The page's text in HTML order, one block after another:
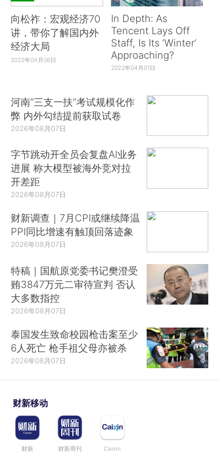
向松祚：宏观经济70
讲，带你了解国内外
经济大局
2022年04月06日
In Depth: As
Tencent Lays Off
Staff, Is Its ‘Winter’
Approaching?
2022年04月01日
河南“三支一扶”考试规模化作
弊 内外勾结提前获取试卷
2026年08月07日
字节跳动开全员会复盘AI业务
进展 称大模型被海外竞对拉
开差距
2026年08月07日
财新调查｜7月CPI或继续降温
PPI同比增速有触顶回落迹象
2026年08月07日
特稿｜国航原党委书记樊澄受
贿3847万元二审待宣判 否认
大多数指控
2026年08月07日
泰国发生致命校园枪击案至少
6人死亡 枪手祖父母亦被杀
2026年08月07日
财新移动
财新 财新周刊 Caixin